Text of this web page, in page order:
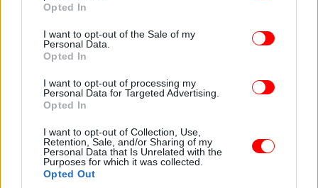
use your data for below specified purposes in below Google
consent section.
Opted In
I want to opt-out of the Sale of my
Personal Data.
Opted In
I want to opt-out of processing my
Personal Data for Targeted Advertising.
Opted In
I want to opt-out of Collection, Use,
Retention, Sale, and/or Sharing of my
Personal Data that Is Unrelated with the
Purposes for which it was collected.
Opted Out